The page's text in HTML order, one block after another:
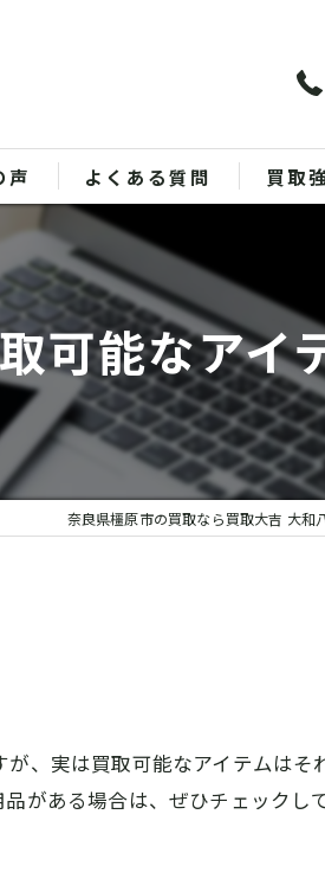
声 よくある質問 買取
ブラン
貴金属
時計
金
可能なアイ
奈良県橿原市の買取なら買取大吉 大和
、実は買取可能なアイテムは
がある場合は、ぜひチェックし